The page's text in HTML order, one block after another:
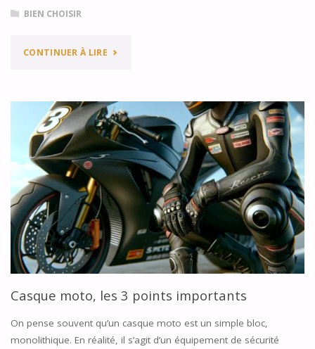
BIEN CHOISIR
CONTINUER À LIRE"5
POUR
BIEN
ACHETER
SON
CASQUE"
Casque moto, les 3 points importants
On pense souvent qu’un casque moto est un simple bloc,
monolithique. En réalité, il s’agit d’un équipement de sécurité